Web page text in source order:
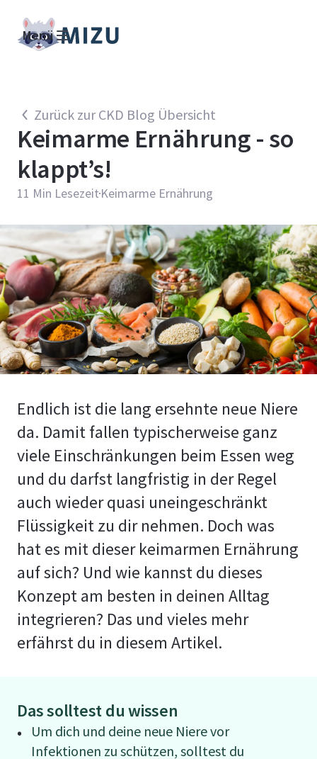
Menü
Zurück zur CKD Blog Übersicht
Keimarme Ernährung - so
klappt’s!
11 Min Lesezeit Keimarme Ernährung
Endlich ist die lang ersehnte neue Niere
da. Damit fallen typischerweise ganz
viele Einschränkungen beim Essen weg
und du darfst langfristig in der Regel
auch wieder quasi uneingeschränkt
Flüssigkeit zu dir nehmen. Doch was
hat es mit dieser keimarmen Ernährung
auf sich? Und wie kannst du dieses
Konzept am besten in deinen Alltag
integrieren? Das und vieles mehr
erfährst du in diesem Artikel.
Das solltest du wissen
Um dich und deine neue Niere vor
Infektionen zu schützen, solltest du